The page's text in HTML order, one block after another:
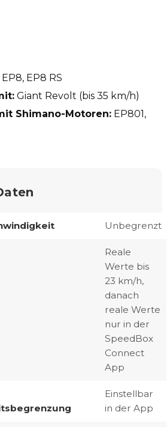
EP8, EP8 RS
Giant Revolt (bis 35 km/h)
Shimano-Motoren: EP801,
Unbegrenzt
Reale
Werte bis
23 km/h,
danach
reale Werte
nur in der
SpeedBox
Connect
App
Einstellbar
in der App